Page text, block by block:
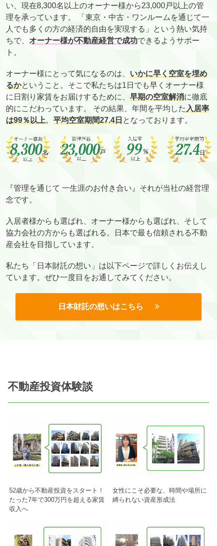
い、現在8,300名以上のオーナー様から23,000戸以上の管
理を承っています。 「東京・中古・ワンルームを通じて一
人でも多くの方の経済的自由を実現する」という熱い気持
ちで、 オーナー様が不動産経営で成功できるようサポー
ト。
オーナー様にとって気になるのは、 いかに早く空室を埋め
るかということ。そこで私たちは1日でも早くオーナー様
に日割り家賃をお届けするために、 早期の空室解消に徹底
的にこだわっています。 その結果、年間を平均した 入居率
は99％以上。 平均空室期間27.4日 となっております。
『管理を通じて 一生涯のお付き合い』それが当社の経営理
念です。
入居者様からも選ばれ、オーナー様からも選ばれ、そして
協力会社の方からも選ばれる。日本で最も信頼される不動
産会社を目指しています。
私たち「日本財託の想い」は以下ページで詳しくお伝えし
ています。ぜひ一度目をお通してみてください。
日本財託の想いはこちら
不動産投資体験談
52歳から不動産投資をスタート！
たった7年で300万円を超える家賃
収入へ
女性にこそ必要な、時間や場所に
縛られない資産形成法